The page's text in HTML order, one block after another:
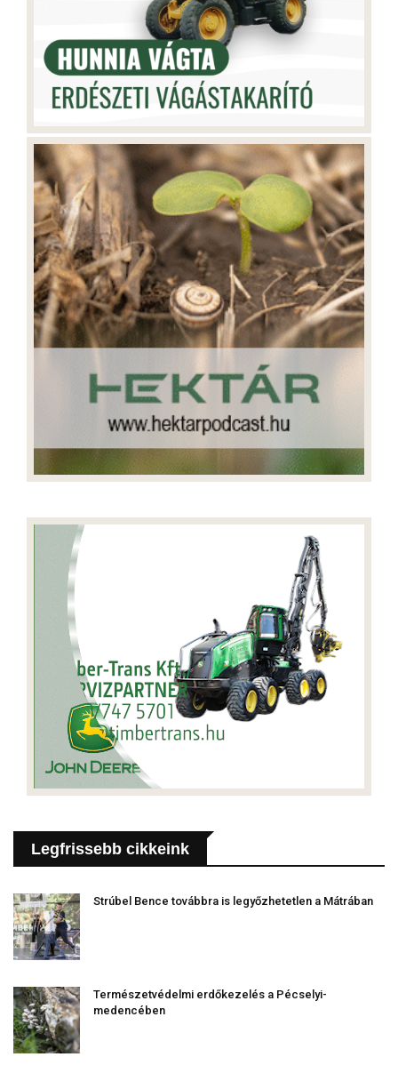
Legfrissebb cikkeink
Strúbel Bence továbbra is legyőzhetetlen a Mátrában
Természetvédelmi erdőkezelés a Pécselyi-
medencében